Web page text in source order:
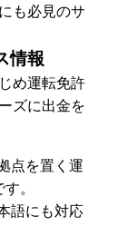
も必見のサ
情報
め運転免許
ズに出金を
点を置く運
。
語にも対応